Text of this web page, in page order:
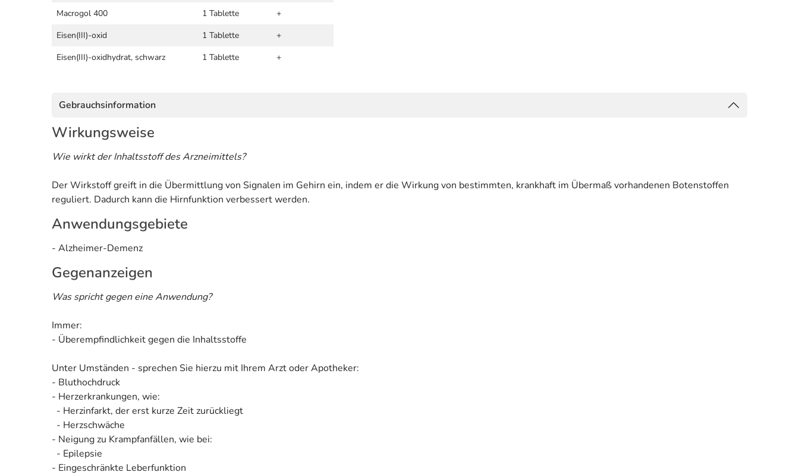
Macrogol 400
1 Tablette
+
Eisen(III)-oxid
1 Tablette
+
Eisen(III)-oxidhydrat, schwarz
1 Tablette +
Gebrauchsinformation
Wirkungsweise
Wie wirkt der Inhaltsstoff des Arzneimittels?
Der Wirkstoff greift in die Übermittlung von Signalen im Gehirn ein, indem er die Wirkung von bestimmten, krankhaft im Übermaß vorhandenen Botenstoffen
reguliert. Dadurch kann die Hirnfunktion verbessert werden.
Anwendungsgebiete
- Alzheimer-Demenz
Gegenanzeigen
Was spricht gegen eine Anwendung?
Immer:
- Überempfindlichkeit gegen die Inhaltsstoffe
Unter Umständen - sprechen Sie hierzu mit Ihrem Arzt oder Apotheker:
- Bluthochdruck
- Herzerkrankungen, wie:
- Herzinfarkt, der erst kurze Zeit zurückliegt
- Herzschwäche
- Neigung zu Krampfanfällen, wie bei:
- Epilepsie
- Eingeschränkte Leberfunktion